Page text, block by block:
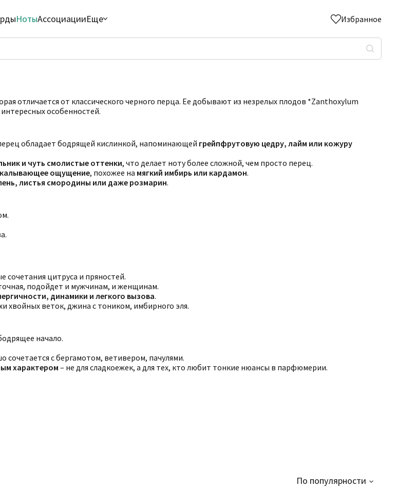
НотыАссоциацииЕще Избранное
отличается от классического черного перца. Ее добывают из незрелых плодов *Zanthoxylum
особенностей.
обладает бодрящей кислинкой, напоминающей грейпфрутовую цедру, лайм или кожуру
и чуть смолистые оттенки, что делает ноту более сложной, чем просто перец.
ощущение, похожее на мягкий имбирь или кардамон.
листья смородины или даже розмарин.
сочетания цитруса и пряностей.
подойдет и мужчинам, и женщинам.
динамики и легкого вызова.
хвойных веток, джина с тоником, имбирного эля.
начало.
сочетается с бергамотом, ветивером, пачулями.
характером – не для сладкоежек, а для тех, кто любит тонкие нюансы в парфюмерии.
По популярности